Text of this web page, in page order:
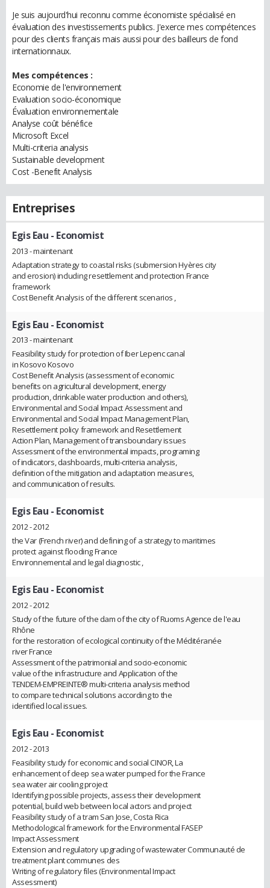
Je suis aujourd'hui reconnu comme économiste spécialisé en
évaluation des investissements publics. J'exerce mes compétences
pour des clients français mais aussi pour des bailleurs de fond
internationnaux.
Mes compétences :
Economie de l'environnement
Evaluation socio-économique
Évaluation environnementale
Analyse coût bénéfice
Microsoft Excel
Multi-criteria analysis
Sustainable development
Cost -Benefit Analysis
Entreprises
Egis Eau - Economist
2013 - maintenant
Adaptation strategy to coastal risks (submersion Hyères city
and erosion) including resettlement and protection France
framework
Cost Benefit Analysis of the different scenarios ,
Egis Eau - Economist
2013 - maintenant
Feasibility study for protection of Iber Lepenc canal
in Kosovo Kosovo
Cost Benefit Analysis (assessment of economic
benefits on agricultural development, energy
production, drinkable water production and others),
Environmental and Social Impact Assessment and
Environmental and Social Impact Management Plan,
Resettlement policy framework and Resettlement
Action Plan, Management of transboundary issues
Assessment of the environmental impacts, programing
of indicators, dashboards, multi-criteria analysis,
definition of the mitigation and adaptation measures,
and communication of results.
Egis Eau - Economist
2012 - 2012
the Var (French river) and defining of a strategy to maritimes
protect against flooding France
Environnemental and legal diagnostic ,
Egis Eau - Economist
2012 - 2012
Study of the future of the dam of the city of Ruoms Agence de l'eau
Rhône
for the restoration of ecological continuity of the Méditéranée
river France
Assessment of the patrimonial and socio-economic
value of the infrastructure and Application of the
TENDEM-EMPREINTE® multi-criteria analysis method
to compare technical solutions according to the
identified local issues.
Egis Eau - Economist
2012 - 2013
Feasibility study for economic and social CINOR, La
enhancement of deep sea water pumped for the France
sea water air cooling project
Identifying possible projects, assess their development
potential, build web between local actors and project
Feasibility study of a tram San Jose, Costa Rica
Methodological framework for the Environmental FASEP
Impact Assessment
Extension and regulatory upgrading of wastewater Communauté de
treatment plant communes des
Writing of regulatory files (Environmental Impact
Assessment)